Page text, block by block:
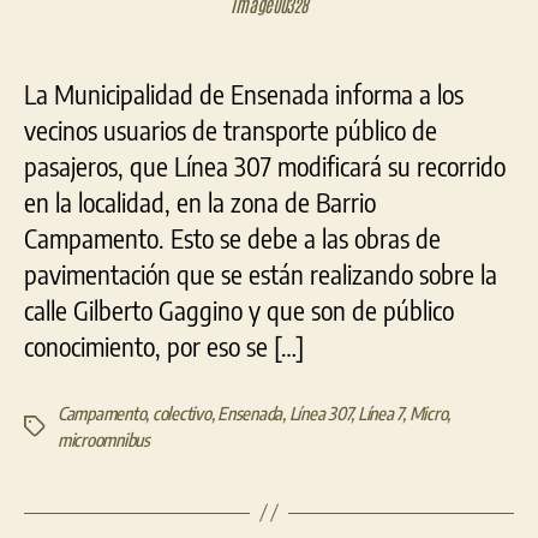
en
el
barrio
Campamento
de
Ensenada
La Municipalidad de Ensenada informa a los
vecinos usuarios de transporte público de
pasajeros, que Línea 307 modificará su recorrido
en la localidad, en la zona de Barrio
Campamento. Esto se debe a las obras de
pavimentación que se están realizando sobre la
calle Gilberto Gaggino y que son de público
conocimiento, por eso se […]
Etiquetas
Campamento, colectivo,Ensenada, Línea 307,Línea 7,Micro,
microomnibus